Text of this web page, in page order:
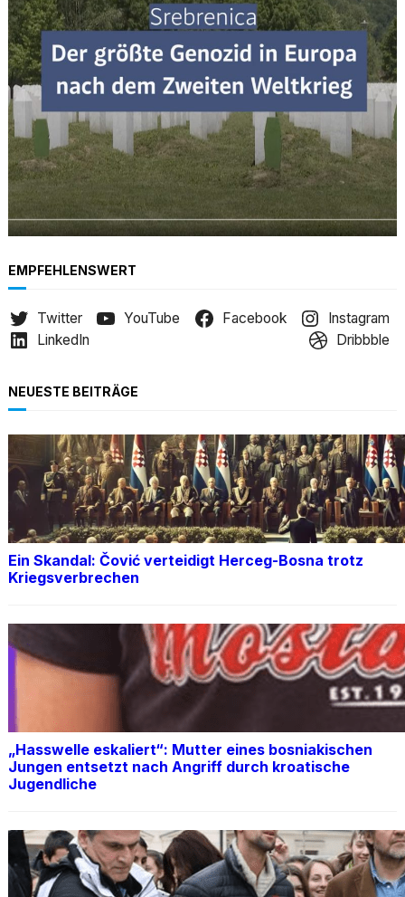
h
EMPFEHLENSWERT
Twitter YouTube Facebook
Instagram
LinkedIn
Dribbble
NEUESTE BEITRÄGE
Ein Skandal: Čović verteidigt Herceg-Bosna trotz
Kriegsverbrechen
„Hasswelle eskaliert“: Mutter eines bosniakischen
Jungen entsetzt nach Angriff durch kroatische
Jugendliche